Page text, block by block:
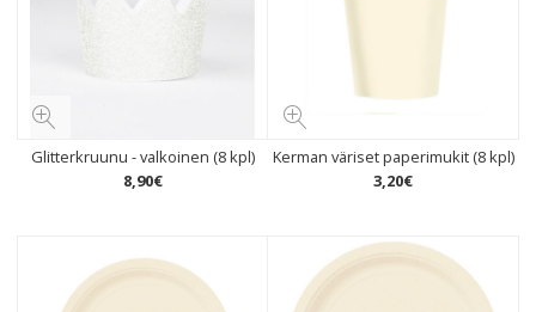
Glitterkruunu - valkoinen (8 kpl)
8,90€
Kerman väriset paperimukit (8 kpl)
3,20€